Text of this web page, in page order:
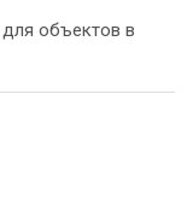
объектов в